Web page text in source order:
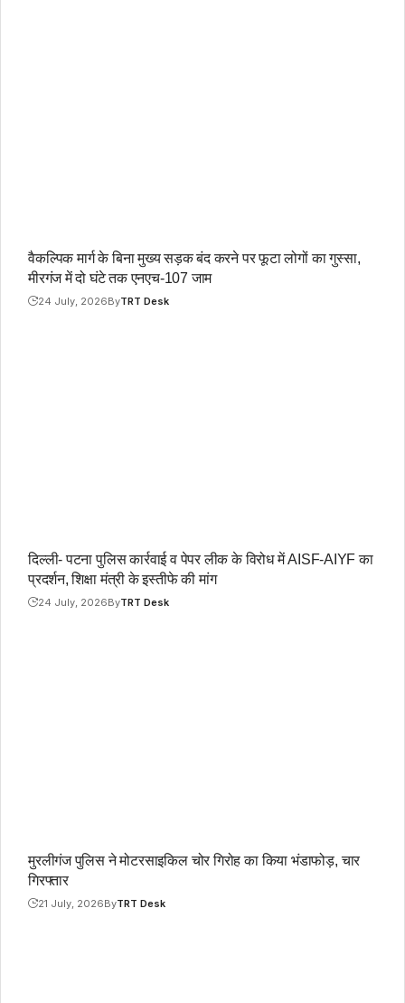
वैकल्पिक मार्ग के बिना मुख्य सड़क बंद करने पर फूटा लोगों का गुस्सा,
मीरगंज में दो घंटे तक एनएच-107 जाम
24 July, 2026ByTRT Desk
दिल्ली- पटना पुलिस कार्रवाई व पेपर लीक के विरोध में AISF-AIYF का
प्रदर्शन, शिक्षा मंत्री के इस्तीफे की मांग
24 July, 2026ByTRT Desk
मुरलीगंज पुलिस ने मोटरसाइकिल चोर गिरोह का किया भंडाफोड़, चार
गिरफ्तार
21 July, 2026ByTRT Desk